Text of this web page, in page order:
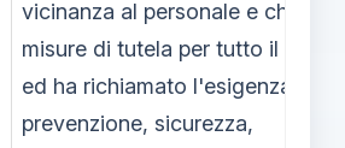
vicinanza al personale e chiesto
misure di tutela per tutto il
ed ha richiamato l'esigenza di
prevenzione, sicurezza,